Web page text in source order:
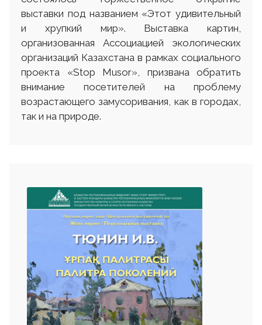
выставки под названием «Этот удивительный
и хрупкий мир». Выставка картин,
организованная Ассоциацией экологических
организаций Казахстана в рамках социального
проекта «Stop Musor», призвана обратить
внимание посетителей на проблему
возрастающего замусоривания, как в городах,
так и на природе.